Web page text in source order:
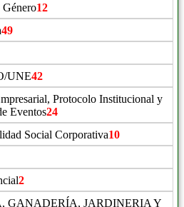
Género12
49
UNE42
Protocolo Institucional y
Eventos24
Social Corporativa10
2
GANADERÍA, JARDINERIA Y